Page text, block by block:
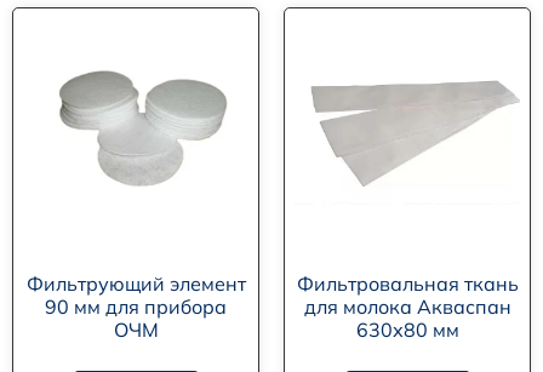
Фильтрующий элемент
90 мм для прибора
ОЧМ
Фильтровальная ткань
для молока Акваспан
630х80 мм